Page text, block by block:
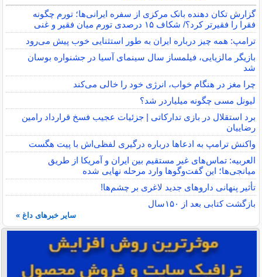
گزارش تکان‌ دهنده بانک مرکزی از سفره ایرانی‌ها؛ تورم چگونه
فقرا را فقیرتر کرد؟/ شکاف ۱۵ درصدی تورم میان فقیر و غنی
ترامپ: همه چیز درباره ایران به طور استثنایی خوب پیش می‌رود
بازیگر مالزیایی، فیلمساز سال سینمای آسیا در جشنواره بوسان
شد
چرا مغز در هنگام خواب، انرژی خود را خالی می‌کند
لیونل مسی چگونه میلیاردر شد؟
برد استقلال در بازی تدارکاتی | جزئیات عجیب فسخ قرارداد رامین
رضاییان
واکنش ترامپ به ادعاها درباره درگیری لفظی‌اش با پیت هگست
العربیه: تماس‌های غیر مستقیم بین ایران و آمریکا از طریق
میانجی‌ها؛ این گفت‌و‌گو‌ها وارد مرحله نهایی شده
تأثیر پنهانی داروهای جدید لاغری بر چشم‌ها!
بازگشت کتابی بعد از ۱۵۰سال
سایر خبرهای داغ »